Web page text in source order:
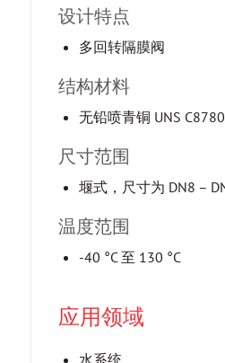
设计特点
多回转隔膜阀
结构材料
无铅喷青铜 UNS
尺寸范围
堰式，尺寸为 DN8 –
温度范围
-40 °C 至 130 °C
应用领域
水系统